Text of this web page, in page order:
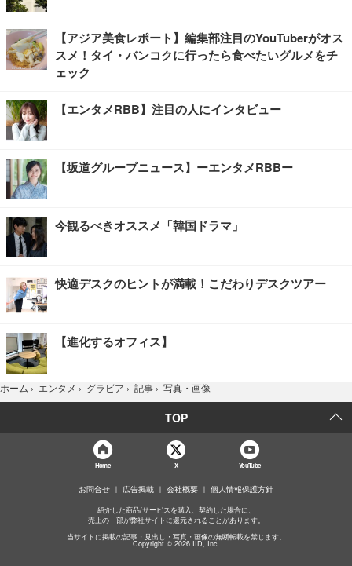
【アジア美食レポート】編集部注目のYouTuberがオス
スメ！タイ・バンコクに行ったら食べたいグルメをチ
ェック
【エンタメRBB】注目の人にインタビュー
【坂道グループニュース】ーエンタメRBBー
今観るべきオススメ「韓国ドラマ」
快適デスクのヒントが満載！こだわりデスクツアー
【進化するオフィス】
ホーム › エンタメ › グラビア › 記事 › 写真・画像
TOP
Home X YouTube
お問合せ 広告掲載 会社概要 個人情報保護方針
紹介した商品/サービスを購入、契約した場合に、
売上の一部が弊社サイトに還元されることがあります。
当サイトに掲載の記事・見出し・写真・画像の無断転載を禁じます。
Copyright © 2026 IID, Inc.